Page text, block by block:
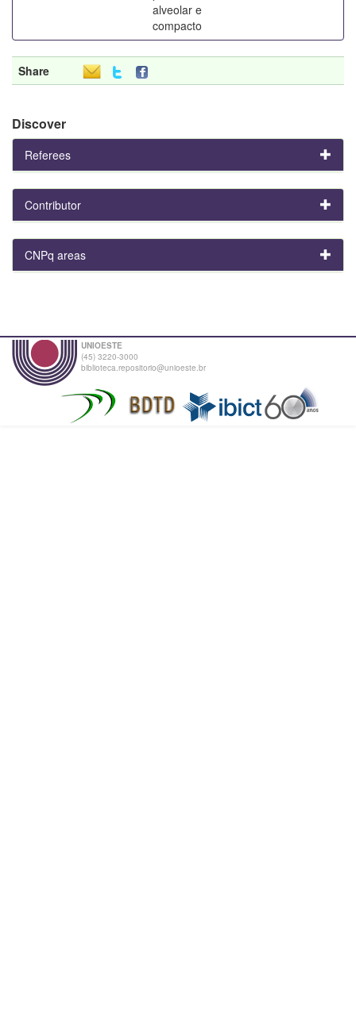
alveolar e
compacto
Share
Discover
Referees
Contributor
CNPq areas
UNIOESTE
(45) 3220-3000
biblioteca.repositorio@unioeste.br